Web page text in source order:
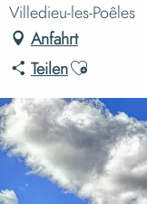
Villedieu-les-Poêles
Anfahrt
TeilenAjouter aux